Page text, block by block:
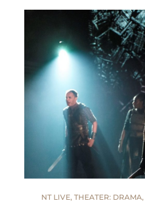
NT LIVE, THEATER: DRAMA,